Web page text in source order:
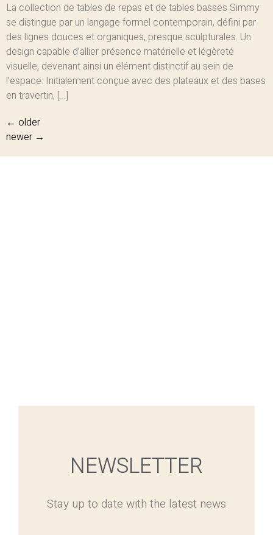
La collection de tables de repas et de tables basses Simmy
se distingue par un langage formel contemporain, défini par
des lignes douces et organiques, presque sculpturales. Un
design capable d’allier présence matérielle et légèreté
visuelle, devenant ainsi un élément distinctif au sein de
l’espace. Initialement conçue avec des plateaux et des bases
en travertin, […]
← older
newer →
NEWSLETTER
Stay up to date with the latest news